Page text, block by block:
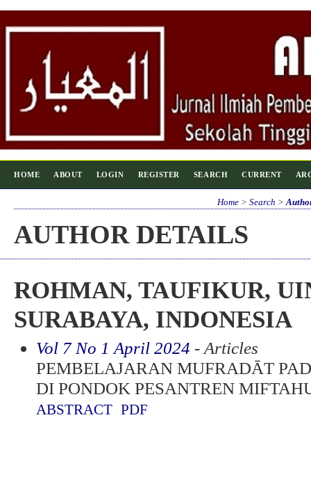
HOME ABOUT LOGIN REGISTER SEARCH CURRENT
Home> Search >
AUTHOR DETAILS
ROHMAN, TAUFIKUR,
SURABAYA, INDONESIA
Vol 7 No 1 April 2024 - Articles
PEMBELAJARAN MUFRADĀT
DI PONDOK PESANTREN
ABSTRACT PDF